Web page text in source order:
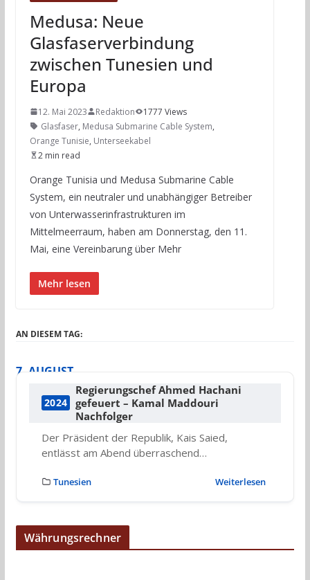
Medusa: Neue
Glasfaserverbindung
zwischen Tunesien und
Europa
12. Mai 2023 Redaktion
1777 Views
Glasfaser, Medusa Submarine Cable System,
Orange Tunisie, Unterseekabel
2 min read
Orange Tunisia und Medusa Submarine Cable
System, ein neutraler und unabhängiger Betreiber
von Unterwasserinfrastrukturen im
Mittelmeerraum, haben am Donnerstag, den 11.
Mai, eine Vereinbarung über Mehr
Mehr lesen
AN DIESEM TAG:
7. AUGUST
2024
Regierungschef Ahmed Hachani
gefeuert – Kamal Maddouri
Nachfolger
Der Präsident der Republik, Kais Saied,
entlässt am Abend überraschend…
Tunesien Weiterlesen
Währungsrechner